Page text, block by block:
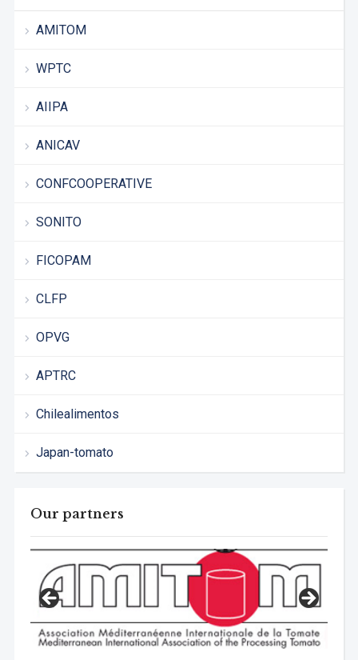
AMITOM
WPTC
AIIPA
ANICAV
CONFCOOPERATIVE
SONITO
FICOPAM
CLFP
OPVG
APTRC
Chilealimentos
Japan-tomato
Our partners